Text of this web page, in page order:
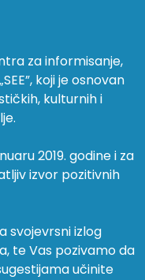
za informisanje,
koji je osnovan
kulturnih i
2019. godine i za
izvor pozitivnih
svojevrsni izlog
te Vas pozivamo da
učinite